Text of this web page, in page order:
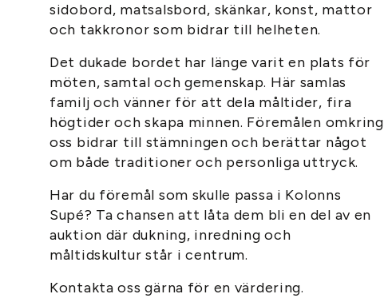
sidobord, matsalsbord, skänkar, konst, mattor
och takkronor som bidrar till helheten.
Det dukade bordet har länge varit en plats för
möten, samtal och gemenskap. Här samlas
familj och vänner för att dela måltider, fira
högtider och skapa minnen. Föremålen omkring
oss bidrar till stämningen och berättar något
om både traditioner och personliga uttryck.
Har du föremål som skulle passa i Kolonns
Supé? Ta chansen att låta dem bli en del av en
auktion där dukning, inredning och
måltidskultur står i centrum.
Kontakta oss gärna för en värdering.